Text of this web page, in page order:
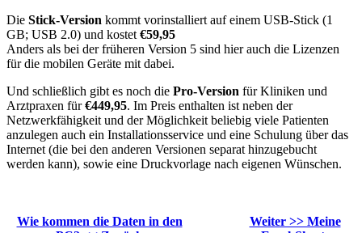
Die Stick-Version kommt vorinstalliert auf einem USB-Stick (1
GB; USB 2.0) und kostet €59,95
Anders als bei der früheren Version 5 sind hier auch die Lizenzen
für die mobilen Geräte mit dabei.
Und schließlich gibt es noch die Pro-Version für Kliniken und
Arztpraxen für€449,95. Im Preis enthalten ist neben der
Netzwerkfähigkeit und der Möglichkeit beliebig viele Patienten
anzulegen auch ein Installationsservice und eine Schulung über das
Internet (die bei den anderen Versionen separat hinzugebucht
werden kann), sowie eine Druckvorlage nach eigenen Wünschen.
Wie kommen die Daten in den
Weiter >> Meine